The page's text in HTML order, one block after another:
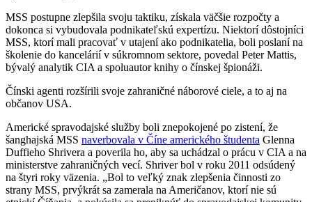
MSS postupne zlepšila svoju taktiku, získala väčšie rozpočty a
dokonca si vybudovala podnikateľskú expertízu. Niektorí dôstojníci
MSS, ktorí mali pracovať v utajení ako podnikatelia, boli poslaní na
školenie do kancelárií v súkromnom sektore, povedal Peter Mattis,
bývalý analytik CIA a spoluautor knihy o čínskej špionáži.
Čínski agenti rozšírili svoje zahraničné náborové ciele, a to aj na
občanov USA.
Americké spravodajské služby boli znepokojené po zistení, že
šanghajská MSS naverbovala v Číne amerického študenta Glenna
Duffieho Shrivera a poverila ho, aby sa uchádzal o prácu v CIA a na
ministerstve zahraničných vecí. Shriver bol v roku 2011 odsúdený
na štyri roky väzenia. „Bol to veľký znak zlepšenia činnosti zo
strany MSS, prvýkrát sa zamerala na Američanov, ktorí nie sú